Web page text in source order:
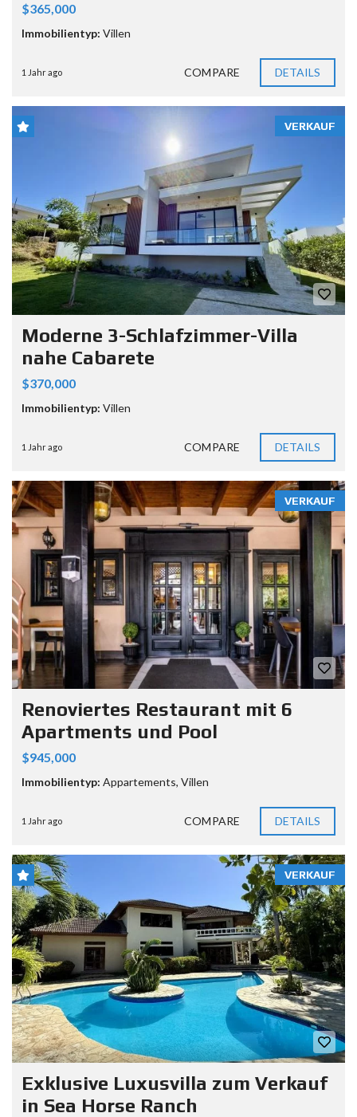
$365,000
Immobilientyp: Villen
1 Jahr ago COMPARE DETAILS
VERKAUF
Moderne 3-Schlafzimmer-Villa
nahe Cabarete
$370,000
Immobilientyp: Villen
1 Jahr ago COMPARE DETAILS
VERKAUF
Renoviertes Restaurant mit 6
Apartments und Pool
$945,000
Immobilientyp: Appartements, Villen
1 Jahr ago COMPARE DETAILS
VERKAUF
Exklusive Luxusvilla zum Verkauf
in Sea Horse Ranch